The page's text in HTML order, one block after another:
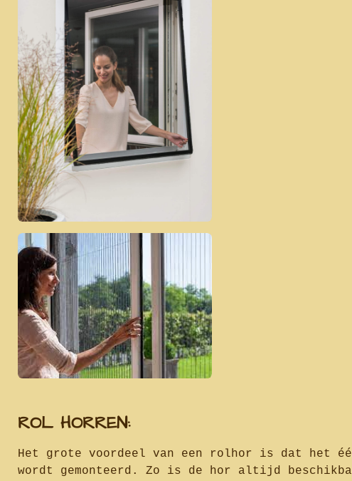
ROL HORREN:
Het grote voordeel van een rolhor is dat het
wordt gemonteerd. Zo is de hor altijd